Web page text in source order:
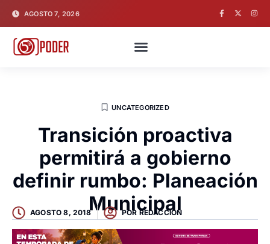
AGOSTO 7, 2026
UNCATEGORIZED
Transición proactiva
permitirá a gobierno
definir rumbo: Planeación
Municipal
AGOSTO 8, 2018 POR REDACCION